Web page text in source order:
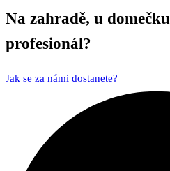
Na zahradě, u domečku
profesionál?
Jak se za námi dostanete?